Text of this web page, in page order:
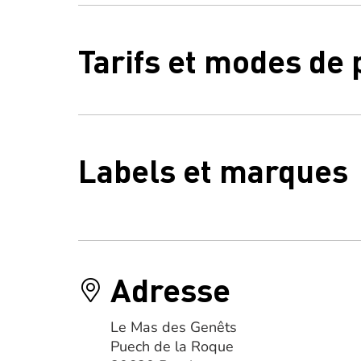
Tarifs et modes de
Labels et marques
Adresse
Le Mas des Genêts
Puech de la Roque